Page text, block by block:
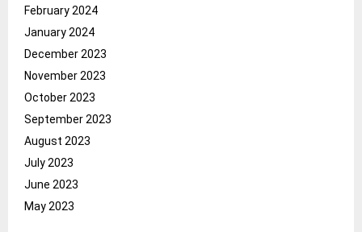
February 2024
January 2024
December 2023
November 2023
October 2023
September 2023
August 2023
July 2023
June 2023
May 2023